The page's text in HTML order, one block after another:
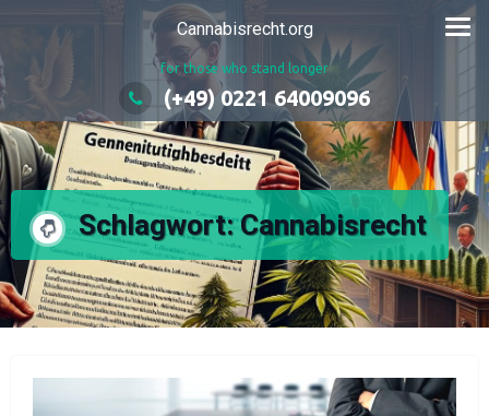
springen
Cannabisrecht.org
for those who stand longer
(+49) 0221 64009096
Schlagwort:Cannabisrecht